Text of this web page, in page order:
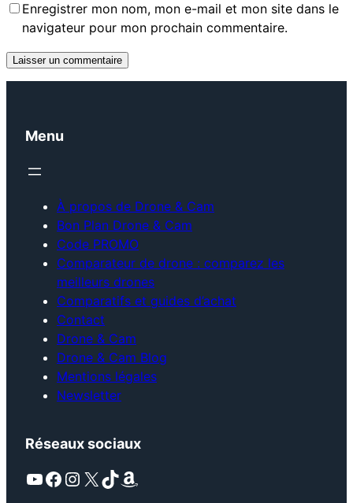
Enregistrer mon nom, mon e-mail et mon site dans le
navigateur pour mon prochain commentaire.
Menu
À propos de Drone & Cam
Bon Plan Drone & Cam
Code PROMO
Comparateur de drone : comparez les
meilleurs drones
Comparatifs et guides d’achat
Contact
Drone & Cam
Drone & Cam Blog
Mentions légales
Newsletter
Réseaux sociaux
YouTube Facebook Instagram X TikTok Amazon